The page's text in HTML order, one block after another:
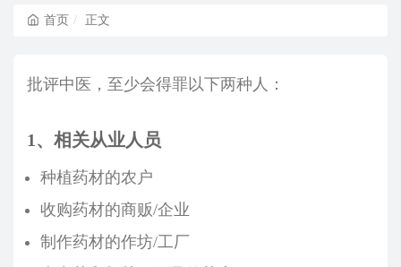
首页 正文
批评中医，至少会得罪以下两种人：
1、相关从业人员
种植药材的农户
收购药材的商贩/企业
制作药材的作坊/工厂